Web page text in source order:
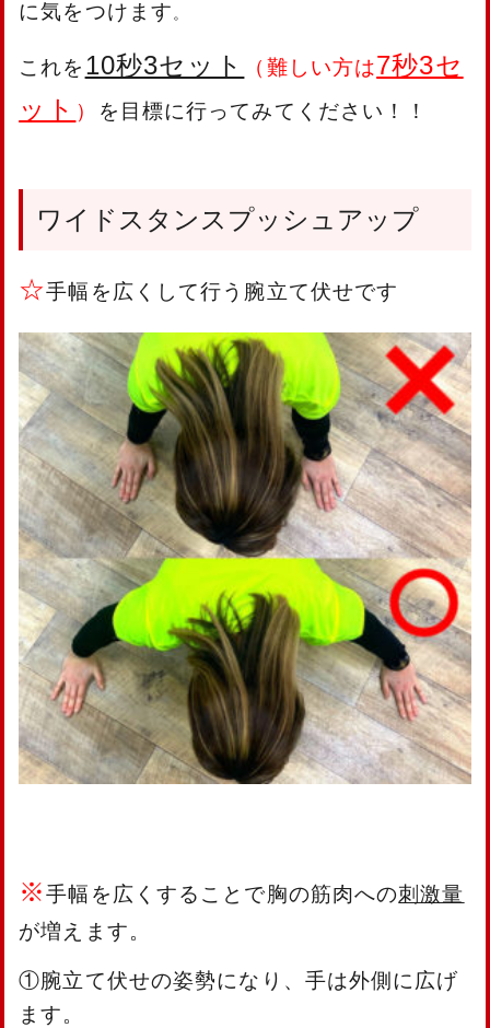
に気をつけます 。
これを 10秒3セット （難しい方は7秒3セ
ット ） を目標に行ってみてください！！
ワイドスタンスプッシュアップ
☆手幅を広くして行う腕立て伏せです
※手幅を広くすることで胸の筋肉への刺激量
が増えます。
①腕立て伏せの姿勢になり、手は外側に広げ
ます。